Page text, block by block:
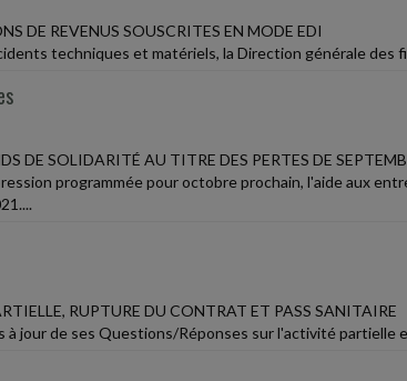
DE REVENUS SOUSCRITES EN MODE EDI
techniques et matériels, la Direction générale des
DE SOLIDARITÉ AU TITRE DES PERTES DE
programmée pour octobre prochain, l'aide aux
RUPTURE DU CONTRAT ET PASS SANITAIRE
à jour de ses Questions/Réponses sur l'activité partielle